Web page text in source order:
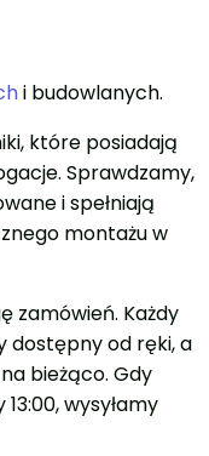
i budowlanych.
które posiadają
Sprawdzamy,
i spełniają
montażu w
zamówień. Każdy
dostępny od ręki, a
bieżąco. Gdy
wysyłamy